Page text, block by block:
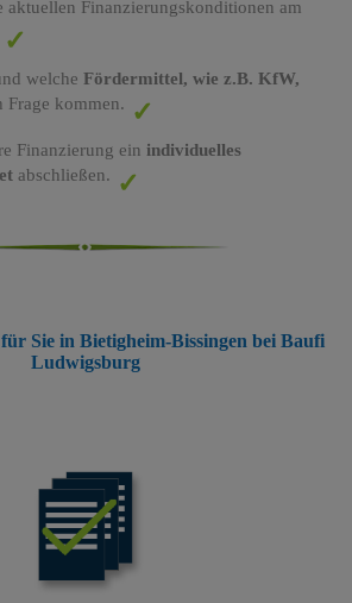
aktuellen Finanzierungskonditionen am
welche Fördermittel, wie z.B. KfW,
Frage kommen.
Finanzierung ein individuelles
abschließen.
Sie in Bietigheim-Bissingen bei Baufi
Ludwigsburg